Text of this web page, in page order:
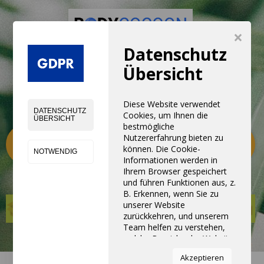
×
DATENSCHUTZ
ÜBERSICHT
NOTWENDIG
Datenschutz
Übersicht
Diese Website verwendet
Cookies, um Ihnen die
bestmögliche
Nutzererfahrung bieten zu
können. Die Cookie-
Informationen werden in
Ihrem Browser gespeichert
und führen Funktionen aus, z.
B. Erkennen, wenn Sie zu
unserer Website
zurückkehren, und unserem
Team helfen zu verstehen,
welche Bereiche der Website
nützlichsten finden.Akzeptieren
NEUE ERFAHRUNG MIT NEUE
PRODUKTEN,
GERÄTEN, UND SERVICE